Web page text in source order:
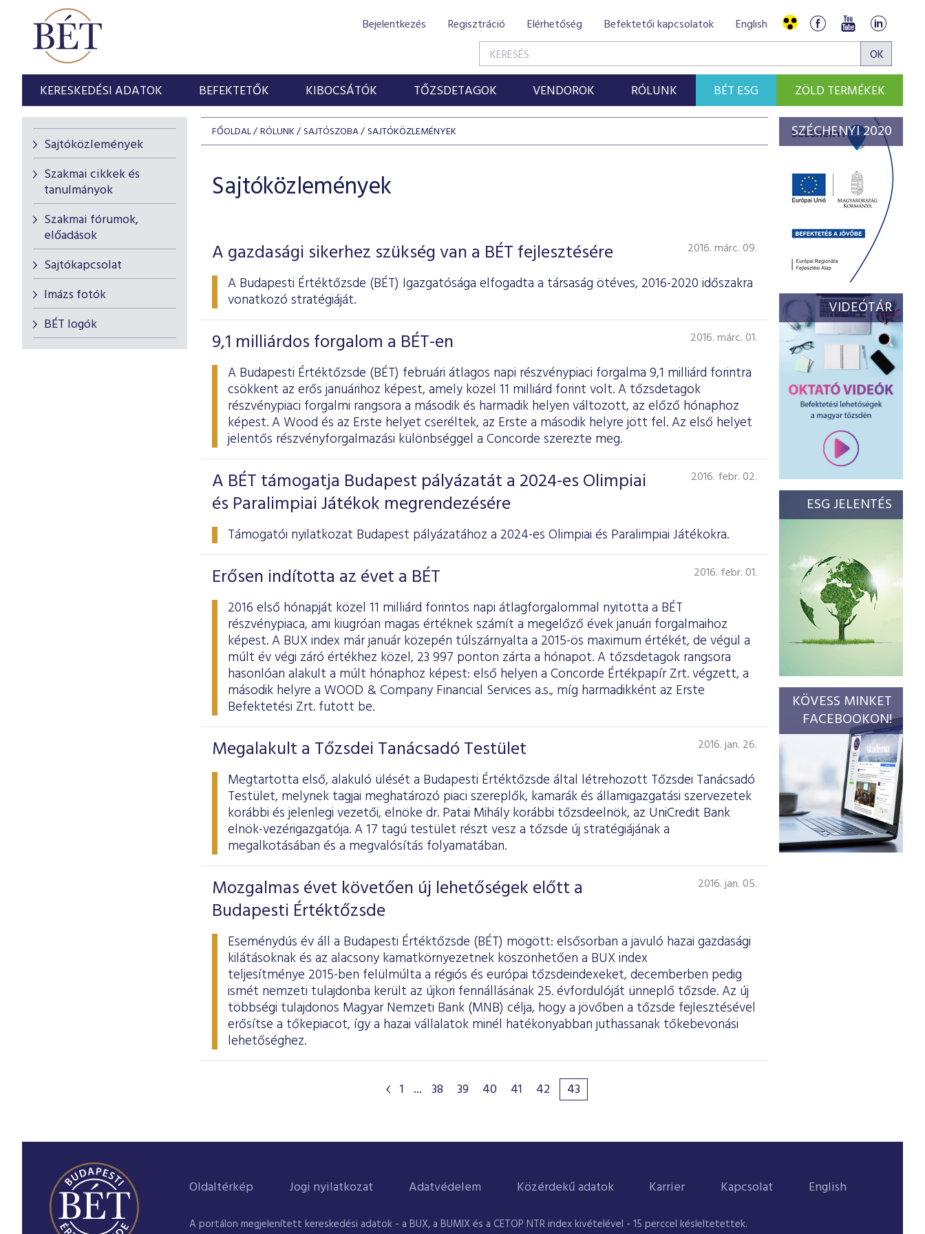
Bejelentkezés Regisztráció Elérhetőség Befektetői kapcsolatok English
KERESKEDÉSI ADATOK BEFEKTETŐK KIBOCSÁTÓK TŐZSDETAGOK VENDOROK RÓLUNK BÉT ESG ZÖLD TERMÉKEK
Sajtóközlemények
Szakmai cikkek és
tanulmányok
Szakmai fórumok,
előadások
Sajtókapcsolat
Imázs fotók
BÉT logók
FŐOLDAL RÓLUNK SAJTÓSZOBA SAJTÓKÖZLEMÉNYEK
Sajtóközlemények
A gazdasági sikerhez szükség van a BÉT fejlesztésére 2016. márc. 09.
A Budapesti Értéktőzsde (BÉT) Igazgatósága elfogadta a társaság ötéves, 2016-2020 időszakra
vonatkozó stratégiáját.
9,1 milliárdos forgalom a BÉT-en 2016. márc. 01.
A Budapesti Értéktőzsde (BÉT) februári átlagos napi részvénypiaci forgalma 9,1 milliárd forintra
csökkent az erős januárihoz képest, amely közel 11 milliárd forint volt. A tőzsdetagok
részvénypiaci forgalmi rangsora a második és harmadik helyen változott, az előző hónaphoz
képest. A Wood és az Erste helyet cseréltek, az Erste a második helyre jött fel. Az első helyet
jelentős részvényforgalmazási különbséggel a Concorde szerezte meg.
A BÉT támogatja Budapest pályázatát a 2024-es Olimpiai
és Paralimpiai Játékok megrendezésére
2016. febr. 02.
Támogatói nyilatkozat Budapest pályázatához a 2024-es Olimpiai és Paralimpiai Játékokra.
Erősen indította az évet a BÉT 2016. febr. 01.
2016 első hónapját közel 11 milliárd forintos napi átlagforgalommal nyitotta a BÉT
részvénypiaca, ami kiugróan magas értéknek számít a megelőző évek januári forgalmaihoz
képest. A BUX index már január közepén túlszárnyalta a 2015-ös maximum értékét, de végül a
múlt év végi záró értékhez közel, 23 997 ponton zárta a hónapot. A tőzsdetagok rangsora
hasonlóan alakult a múlt hónaphoz képest: első helyen a Concorde Értékpapír Zrt. végzett, a
második helyre a WOOD & Company Financial Services a.s., míg harmadikként az Erste
Befektetési Zrt. futott be.
Megalakult a Tőzsdei Tanácsadó Testület 2016. jan. 26.
Megtartotta első, alakuló ülését a Budapesti Értéktőzsde által létrehozott Tőzsdei Tanácsadó
Testület, melynek tagjai meghatározó piaci szereplők, kamarák és államigazgatási szervezetek
korábbi és jelenlegi vezetői, elnöke dr. Patai Mihály korábbi tőzsdeelnök, az UniCredit Bank
elnök-vezérigazgatója. A 17 tagú testület részt vesz a tőzsde új stratégiájának a
megalkotásában és a megvalósítás folyamatában.
Mozgalmas évet követően új lehetőségek előtt a
Budapesti Értéktőzsde
2016. jan. 05.
Eseménydús év áll a Budapesti Értéktőzsde (BÉT) mögött: elsősorban a javuló hazai gazdasági
kilátásoknak és az alacsony kamatkörnyezetnek köszönhetően a BUX index
teljesítménye 2015-ben felülmúlta a régiós és európai tőzsdeindexeket, decemberben pedig
ismét nemzeti tulajdonba került az újkori fennállásának 25. évfordulóját ünneplő tőzsde. Az új
többségi tulajdonos Magyar Nemzeti Bank (MNB) célja, hogy a jövőben a tőzsde fejlesztésével
erősítse a tőkepiacot, így a hazai vállalatok minél hatékonyabban juthassanak tőkebevonási
lehetőséghez.
1 ... 38 39 40 41 42 43
SZÉCHENYI 2020
VIDEÓTÁR
ESG JELENTÉS
KÖVESS MINKET
FACEBOOKON!
Oldaltérkép Jogi nyilatkozat Adatvédelem Közérdekű adatok Karrier Kapcsolat English
A portálon megjelenített kereskedési adatok - a BUX, a BUMIX és a CETOP NTR index kivételével - 15 perccel késleltetettek.